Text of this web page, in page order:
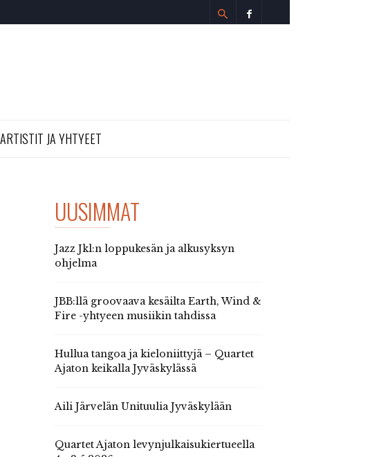
ARTISTIT JA YHTYEET
UUSIMMAT
Jazz Jkl:n loppukesän ja alkusyksyn
ohjelma
JBB:llä groovaava kesäilta Earth, Wind &
Fire -yhtyeen musiikin tahdissa
Hullua tangoa ja kieloniittyjä – Quartet
Ajaton keikalla Jyväskylässä
Aili Järvelän Unituulia Jyväskylään
Quartet Ajaton levynjulkaisukiertueella